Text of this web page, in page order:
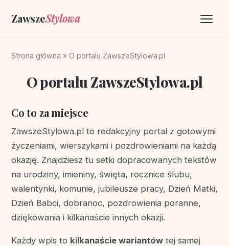
ZawszeStylowa
Strona główna » O portalu ZawszeStylowa.pl
O portalu ZawszeStylowa.pl
Co to za miejsce
ZawszeStylowa.pl to redakcyjny portal z gotowymi
życzeniami, wierszykami i pozdrowieniami na każdą
okazję. Znajdziesz tu setki dopracowanych tekstów
na urodziny, imieniny, święta, rocznice ślubu,
walentynki, komunie, jubileusze pracy, Dzień Matki,
Dzień Babci, dobranoc, pozdrowienia poranne,
dziękowania i kilkanaście innych okazji.
Każdy wpis to kilkanaście wariantów tej samej